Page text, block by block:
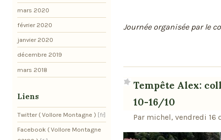
Journée organisée par le
Tempête Alex:
10-16/10
Par michel, vendredi 16
mars 2020
février 2020
janvier 2020
décembre 2019
mars 2018
Liens
Twitter ( Vollore Montagne )
Facebook ( Vollore Montagne